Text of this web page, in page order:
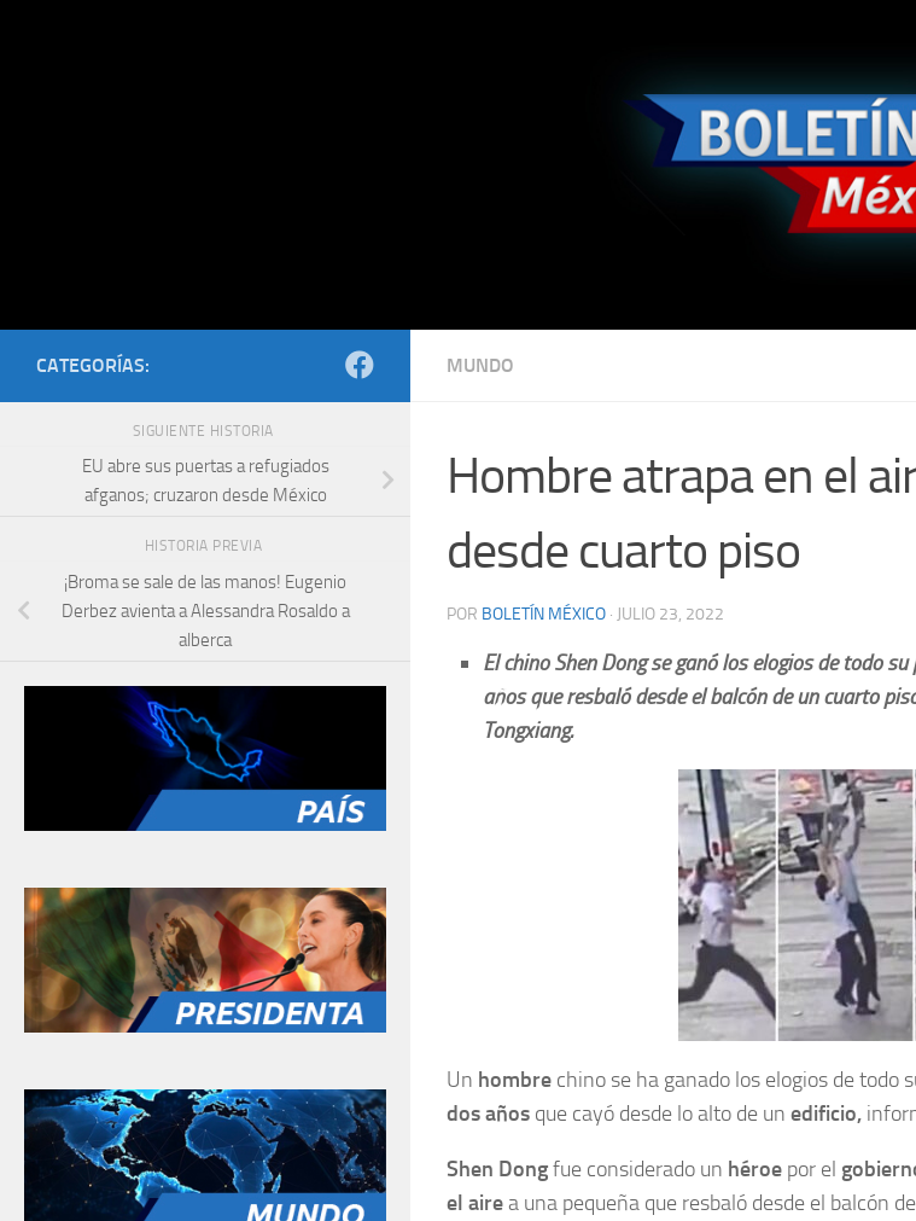
MUNDO
Hombre atrapa en el
desde cuarto piso
POR BOLETÍN MÉXICO · JULIO 23, 2022
El chino Shen Dong se ganó los elogios de todo
años que resbaló desde el balcón de un cuarto
Tongxiang.
Un hombre chino se ha ganado los elogios de todo
dos años que cayó desde lo alto de un edificio,
Shen Dongfue considerado un héroe por el
el airea una pequeña que resbaló desde el balcón de
CATEGORÍAS:
SIGUIENTE HISTORIA
EU abre sus puertas a refugiados
afganos; cruzaron desde México
HISTORIA PREVIA
¡Broma se sale de las manos! Eugenio
Derbez avienta a Alessandra Rosaldo a
alberca